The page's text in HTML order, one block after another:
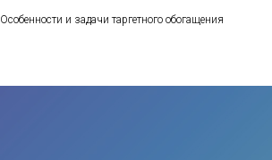
Особенности и задачи таргетного обогащения